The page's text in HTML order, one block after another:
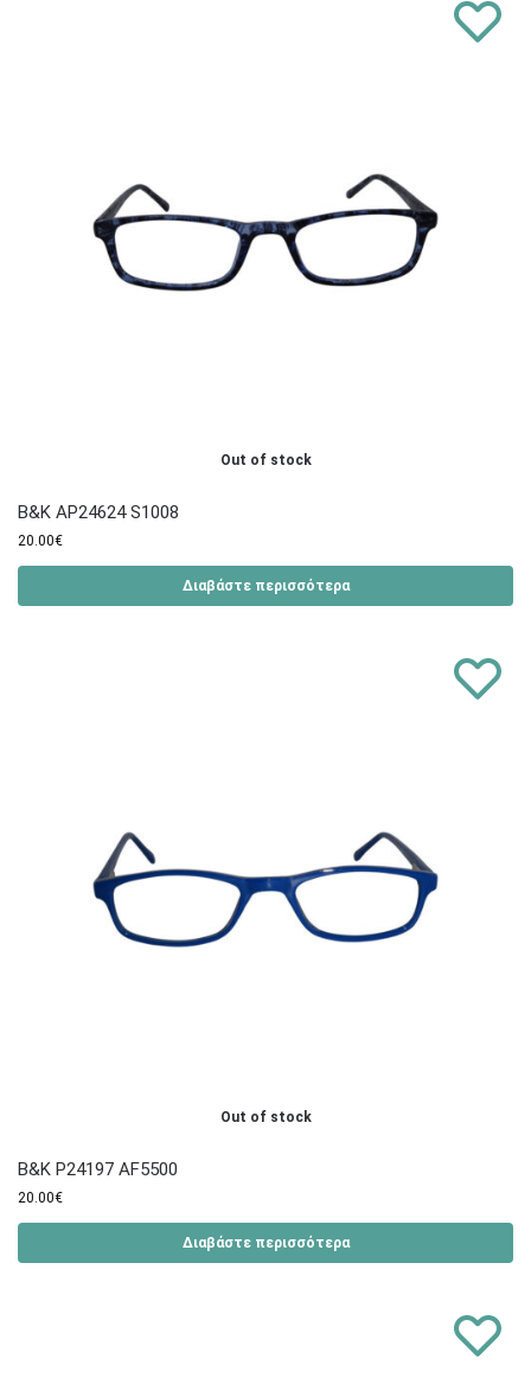
Out of stock
B&K AP24624 S1008
20.00€
Διαβάστε περισσότερα
Out of stock
B&K P24197 AF5500
20.00€
Διαβάστε περισσότερα